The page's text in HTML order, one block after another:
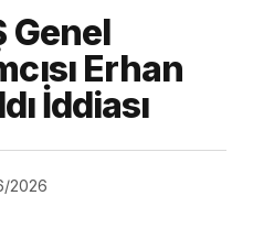
Genel
Erhan
İddiası
2026